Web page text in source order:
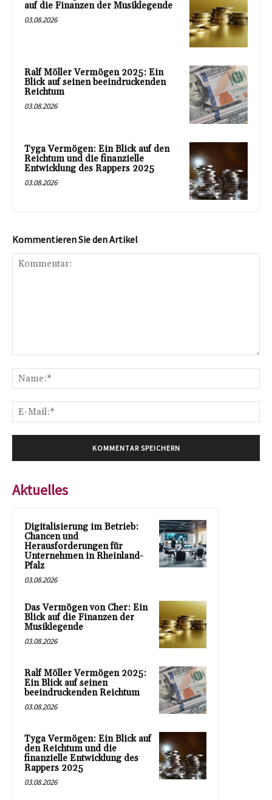
auf die Finanzen der Musiklegende
03.08.2026
Ralf Möller Vermögen 2025: Ein
Blick auf seinen beeindruckenden
Reichtum
03.08.2026
Tyga Vermögen: Ein Blick auf den
Reichtum und die finanzielle
Entwicklung des Rappers 2025
03.08.2026
Kommentieren Sie den Artikel
Aktuelles
Digitalisierung im Betrieb:
Chancen und
Herausforderungen für
Unternehmen in Rheinland-
Pfalz
03.08.2026
Das Vermögen von Cher: Ein
Blick auf die Finanzen der
Musiklegende
03.08.2026
Ralf Möller Vermögen 2025:
Ein Blick auf seinen
beeindruckenden Reichtum
03.08.2026
Tyga Vermögen: Ein Blick auf
den Reichtum und die
finanzielle Entwicklung des
Rappers 2025
03.08.2026